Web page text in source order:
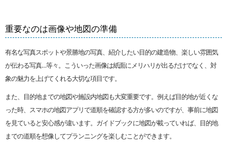
重要なのは画像や地図の準備
有名な写真スポットや景勝地の写真、紹介したい目的の建造物、楽しい雰囲気
が伝わる写真…等々。こういった画像は紙面にメリハリが出るだけでなく、対
象の魅力を上げてくれる大切な項目です。
また、目的地までの地図や施設内地図も大変重要です。例えば目的地が近くな
った時、スマホの地図アプリで道順を確認する方が多いのですが、事前に地図
を見ていると安心感が違います。ガイドブックに地図が載っていれば、目的地
までの道順を想像してプランニングを楽しむことができます。